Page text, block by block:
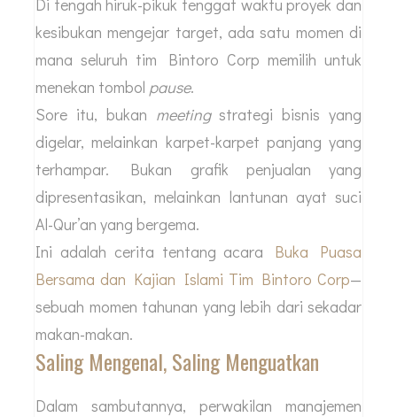
Di tengah hiruk-pikuk tenggat waktu proyek dan
kesibukan mengejar target, ada satu momen di
mana seluruh tim Bintoro Corp memilih untuk
menekan tombol pause.
Sore itu, bukan meetingstrategi bisnis yang
digelar, melainkan karpet-karpet panjang yang
terhampar. Bukan grafik penjualan yang
dipresentasikan, melainkan lantunan ayat suci
Al-Qur’an yang bergema.
Ini adalah cerita tentang acara Buka Puasa
Bersama dan Kajian Islami Tim Bintoro Corp—
sebuah momen tahunan yang lebih dari sekadar
makan-makan.
Saling Mengenal, Saling Menguatkan
Dalam sambutannya, perwakilan manajemen